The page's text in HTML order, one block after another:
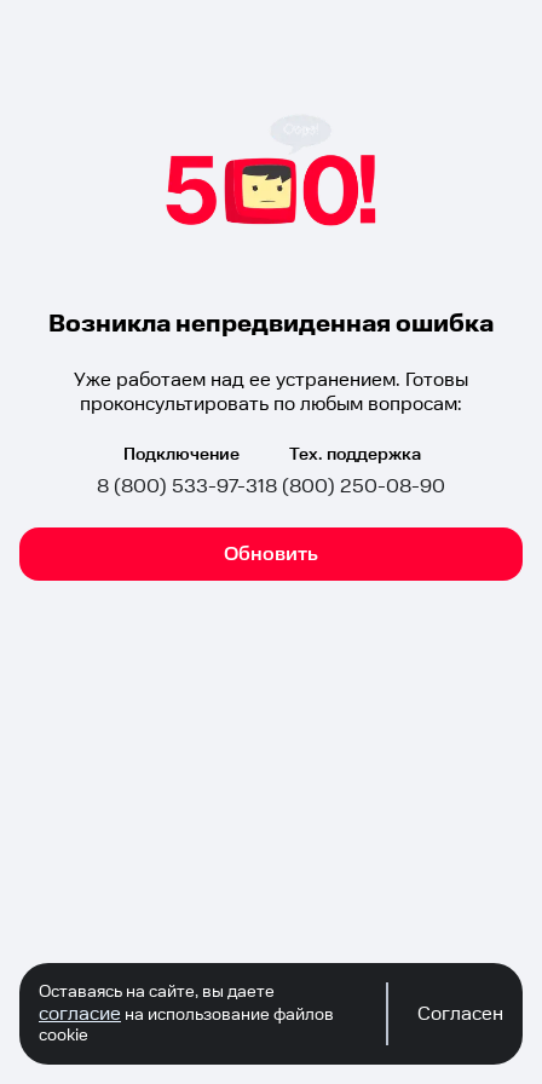
Возникла непредвиденная ошибка
Уже работаем над ее устранением. Готовы
проконсультировать по любым вопросам:
Подключение
8 (800) 533-97-31
Тех. поддержка
8 (800) 250-08-90
Обновить
Оставаясь на сайте, вы даете
согласие на использование файлов
cookie
Согласен